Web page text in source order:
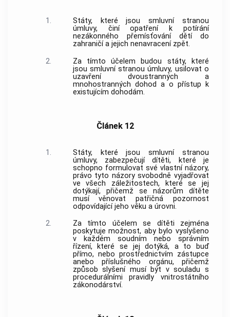
1.
Státy, které jsou smluvní stranou
úmluvy, činí opatření k potírání
nezákonného přemísťování dětí do
zahraničí a jejich nenavracení zpět.
2.
Za tímto účelem budou státy, které
jsou smluvní stranou úmluvy, usilovat o
uzavření dvoustranných a
mnohostranných dohod a o přístup k
existujícím dohodám.
Článek 12
1.
Státy, které jsou smluvní stranou
úmluvy, zabezpečují dítěti, které je
schopno formulovat své vlastní názory,
právo tyto názory svobodně vyjadřovat
ve všech záležitostech, které se jej
dotýkají, přičemž se názorům dítěte
musí věnovat patřičná pozornost
odpovídající jeho věku a úrovni.
2.
Za tímto účelem se dítěti zejména
poskytuje možnost, aby bylo vyslyšeno
v každém soudním nebo správním
řízení, které se jej dotýká, a to buď
přímo, nebo prostřednictvím zástupce
anebo příslušného orgánu, přičemž
způsob slyšení musí být v souladu s
procedurálními pravidly vnitrostátního
zákonodárství.